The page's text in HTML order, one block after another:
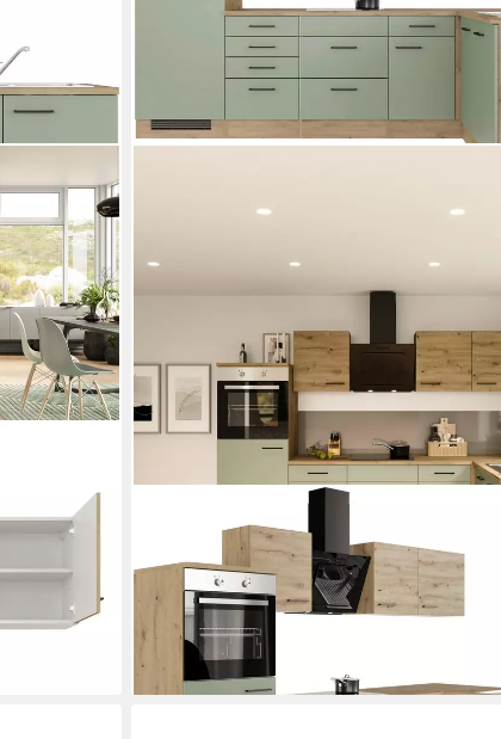
Küche Cara, mit und ohne E-Geräten erhältlich,
Gesamtbreite 280x170 cm
ab 1.594,99 € UVP 1.769,00 €
-10%
lieferbar in 3 Wochen